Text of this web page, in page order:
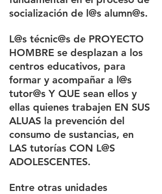
socialización de l@s alumn@s.
L@s técnic@s de PROYECTO
HOMBRE se desplazan a los
centros educativos, para
formar y acompañar a l@s
tutor@s Y QUE sean ellos y
ellas quienes trabajen EN SUS
ALUAS la prevención del
consumo de sustancias, en
LAS tutorías CON L@S
ADOLESCENTES.
Entre otras unidades